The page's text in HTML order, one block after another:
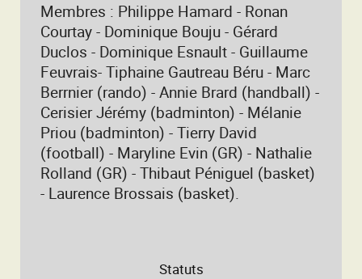
Membres : Philippe Hamard - Ronan
Courtay - Dominique Bouju - Gérard
Duclos - Dominique Esnault - Guillaume
Feuvrais- Tiphaine Gautreau Béru - Marc
Berrnier (rando) - Annie Brard (handball) -
Cerisier Jérémy (badminton) - Mélanie
Priou (badminton) - Tierry David
(football) - Maryline Evin (GR) - Nathalie
Rolland (GR) - Thibaut Péniguel (basket)
- Laurence Brossais (basket).
Statuts